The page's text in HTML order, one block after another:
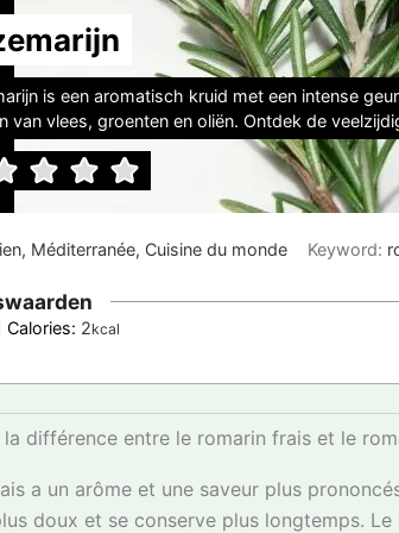
is een aromatisch kruid met een intense
van vlees, groenten en oliën. Ontdek de
Méditerranée, Cuisine du monde Keyword:
Calories: 2kcal
la différence entre le romarin frais et le
a un arôme et une saveur plus
doux et se conserve plus longtemps.